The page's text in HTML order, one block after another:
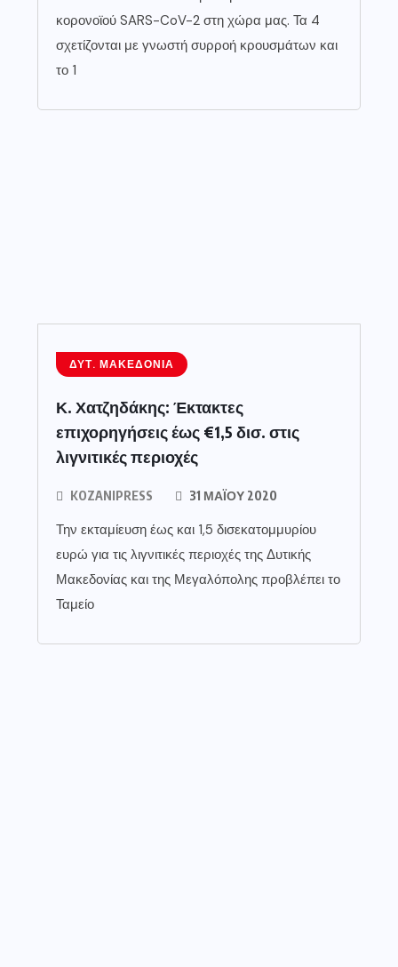
κορονοϊού SARS-CoV-2 στη χώρα μας. Τα 4
σχετίζονται με γνωστή συρροή κρουσμάτων και
το 1
ΔΥΤ. ΜΑΚΕΔΟΝΊΑ
Κ. Χατζηδάκης: Έκτακτες
επιχορηγήσεις έως €1,5 δισ. στις
λιγνιτικές περιοχές
KOZANIPRESS 31 ΜΑΪ́ΟΥ 2020
Την εκταμίευση έως και 1,5 δισεκατομμυρίου
ευρώ για τις λιγνιτικές περιοχές της Δυτικής
Μακεδονίας και της Μεγαλόπολης προβλέπει το
Ταμείο